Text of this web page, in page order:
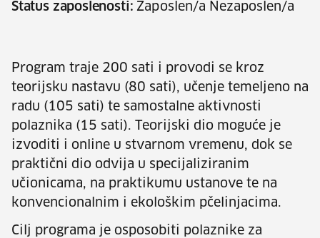
Status zaposlenosti: Zaposlen/a Nezaposlen/a
Program traje 200 sati i provodi se kroz
teorijsku nastavu (80 sati), učenje temeljeno na
radu (105 sati) te samostalne aktivnosti
polaznika (15 sati). Teorijski dio moguće je
izvoditi i online u stvarnom vremenu, dok se
praktični dio odvija u specijaliziranim
učionicama, na praktikumu ustanove te na
konvencionalnim i ekološkim pčelinjacima.
Cilj programa je osposobiti polaznike za